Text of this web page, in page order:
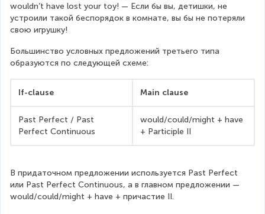
wouldn’t have lost your toy! — Если бы вы, детишки, не
устроили такой беспорядок в комнате, вы бы не потеряли
свою игрушку!
Большинство условных предложений третьего типа
образуются по следующей схеме:
If-clause Main clause
Past Perfect / Past
Perfect Continuous
would/could/might + have
+ Participle II
В придаточном предложении используется Past Perfect
или Past Perfect Continuous, а в главном предложении —
would/could/might + have + причастие II.